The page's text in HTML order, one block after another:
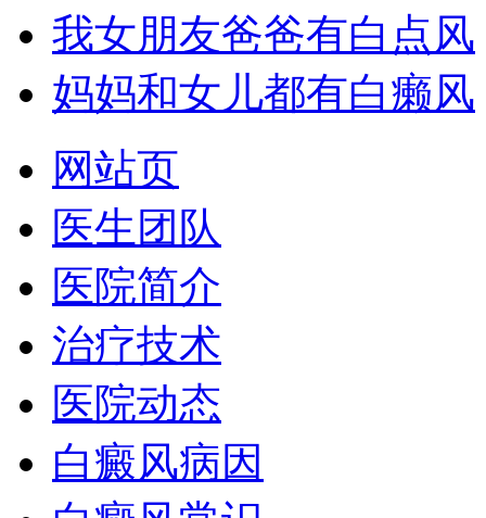
我女朋友爸爸有白点风
妈妈和女儿都有白癞风
网站页
医生团队
医院简介
治疗技术
医院动态
白癜风病因